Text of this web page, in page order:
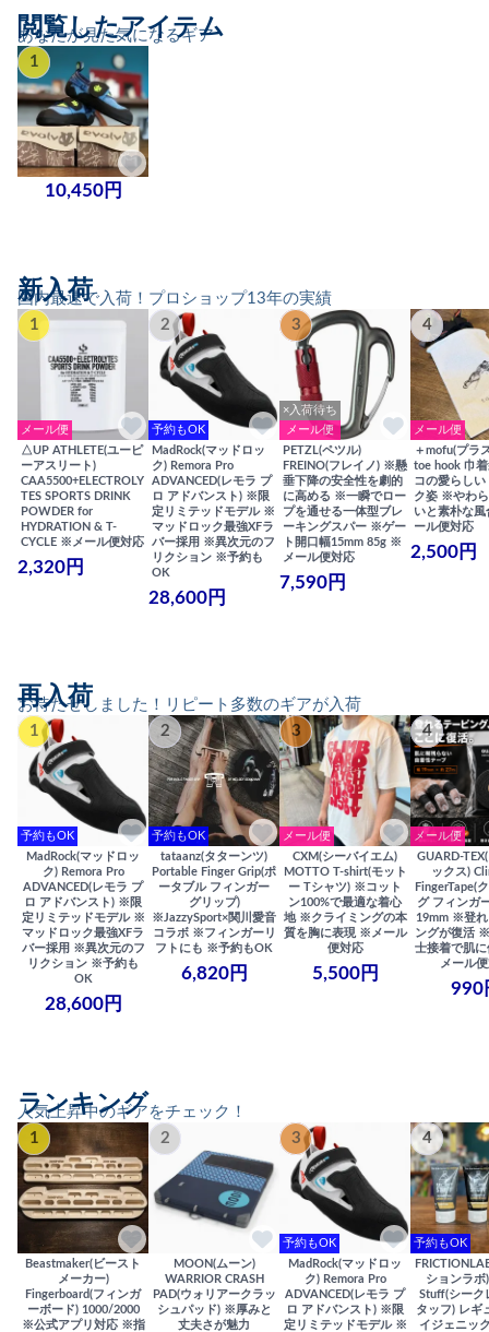
あなたが見た気になるギア
閲覧したアイテム
1
10,450円
国内最速で入荷！プロショップ13年の実績
新入荷
1
メール便
△UP ATHLETE(ユーピ
ーアスリート)
CAA5500+ELECTROLY
TES SPORTS DRINK
POWDER for
HYDRATION & T-
CYCLE ※メール便対応
2,320円
2
予約もOK
MadRock(マッドロッ
ク) Remora Pro
ADVANCED(レモラ プ
ロ アドバンスト) ※限
定リミテッドモデル ※
マッドロック最強XFラ
バー採用 ※異次元のフ
リクション ※予約も
OK
28,600円
3
×入荷待ち
メール便
PETZL(ペツル)
FREINO(フレイノ) ※懸
垂下降の安全性を劇的
に高める ※一瞬でロー
プを通せる一体型ブレ
ーキングスパー ※ゲー
ト開口幅15mm 85g ※
メール便対応
7,590円
4
メール便
＋mofu(プラ
toe hook 巾
コの愛らしい
ク姿 ※やわ
いと素朴な
ール便対応
2,500円
お待たせしました！リピート多数のギアが入荷
再入荷
1
予約もOK
MadRock(マッドロッ
ク) Remora Pro
ADVANCED(レモラ プ
ロ アドバンスト) ※限
定リミテッドモデル ※
マッドロック最強XFラ
バー採用 ※異次元のフ
リクション ※予約も
OK
28,600円
2
予約もOK
tataanz(タターンツ)
Portable Finger Grip(ポ
ータブル フィンガー
グリップ)
※JazzySport×関川愛音
コラボ ※フィンガーリ
フトにも ※予約もOK
6,820円
3
メール便
CXM(シーバイエム)
MOTTO T-shirt(モット
ー Tシャツ) ※コット
ン100%で最適な着心
地 ※クライミングの本
質を胸に表現 ※メール
便対応
5,500円
4
メール便
GUARD-
ックス)
FingerTape(
グ フィンガ
19mm ※登れ
ングが復活
士接着で肌
メール
990
人気上昇中のギアをチェック！
ランキング
1
Beastmaker(ビースト
メーカー)
Fingerboard(フィンガ
ーボード) 1000/2000
※公式アプリ対応 ※指
2
MOON(ムーン)
WARRIOR CRASH
PAD(ウォリアークラッ
シュパッド) ※厚みと
丈夫さが魅力
3
予約もOK
MadRock(マッドロッ
ク) Remora Pro
ADVANCED(レモラ プ
ロ アドバンスト) ※限
定リミテッドモデル ※
4
予約もOK
ションラボ
Stuff(シーク
タッフ) レギ
イジェニッ